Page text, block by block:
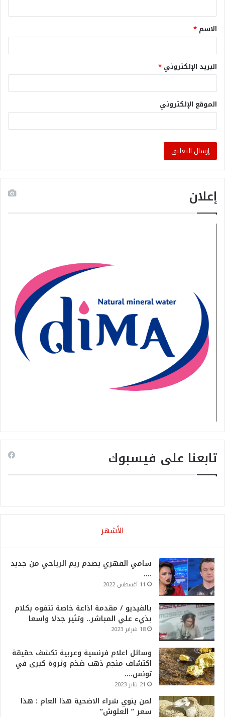
الاسم *
البريد الإلكتروني *
الموقع الإلكتروني
إعلان
تابعنا على فيسبوك
الأشهر
سامي الفهري يصدم ريم الرياحي من جديد
….
11 أغسطس 2022
بالفيديو / مقدمة اذاعة خاصة تتفوه بكلام
بذيء علي المباشر.. وتثير جدلا واسعا
18 فبراير 2023
وسائل اعلام فرنسية وعربية تكشف حقيقة
اكتشاف منجم ذهب ضخم وثروة كبرى في
تونس….
21 يناير 2023
لمن ينوي شراء الاضحية هذا العام : هذا
سعر ” العلوش”